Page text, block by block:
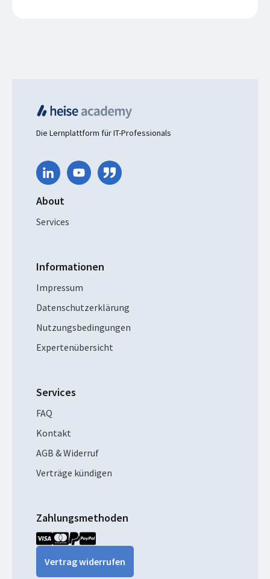
Die Lernplattform für IT-Professionals
About
Services
Informationen
Impressum
Datenschutzerklärung
Nutzungsbedingungen
Expertenübersicht
Services
FAQ
Kontakt
AGB & Widerruf
Verträge kündigen
Zahlungsmethoden
Vertrag widerrufen